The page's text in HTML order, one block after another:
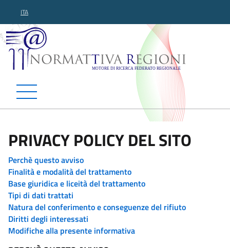
ITA
Normattiva Regioni -
PRIVACY POLICY DEL SITO
Perchè questo avviso
Finalità e modalità del trattamento
Base giuridica e liceità del trattamento
Tipi di dati trattati
Natura del conferimento e conseguenze del rifiuto
Diritti degli interessati
Modifiche alla presente informativa